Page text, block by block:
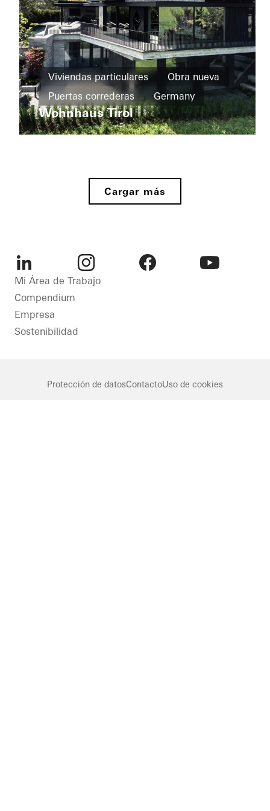
Viviendas
particulares
Ventanas
Puertas
correderas
F+C
House
Viviendas particulares
Obra nueva
Puertas correderas
Germany
Wohnhaus Tirol
Viviendas
Cargar más
LinkedIn Instagram
Mi Área de Trabajo
Compendium
Empresa
Sostenibilidad
Protección de datosContactoUso de cookies